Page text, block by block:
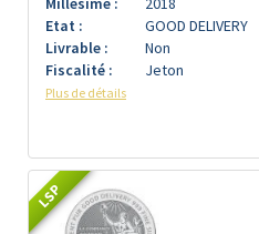
Etat :
GOOD DELIVERY
Livrable :
Non
Fiscalité :
Jeton
Plus de détails
LSP